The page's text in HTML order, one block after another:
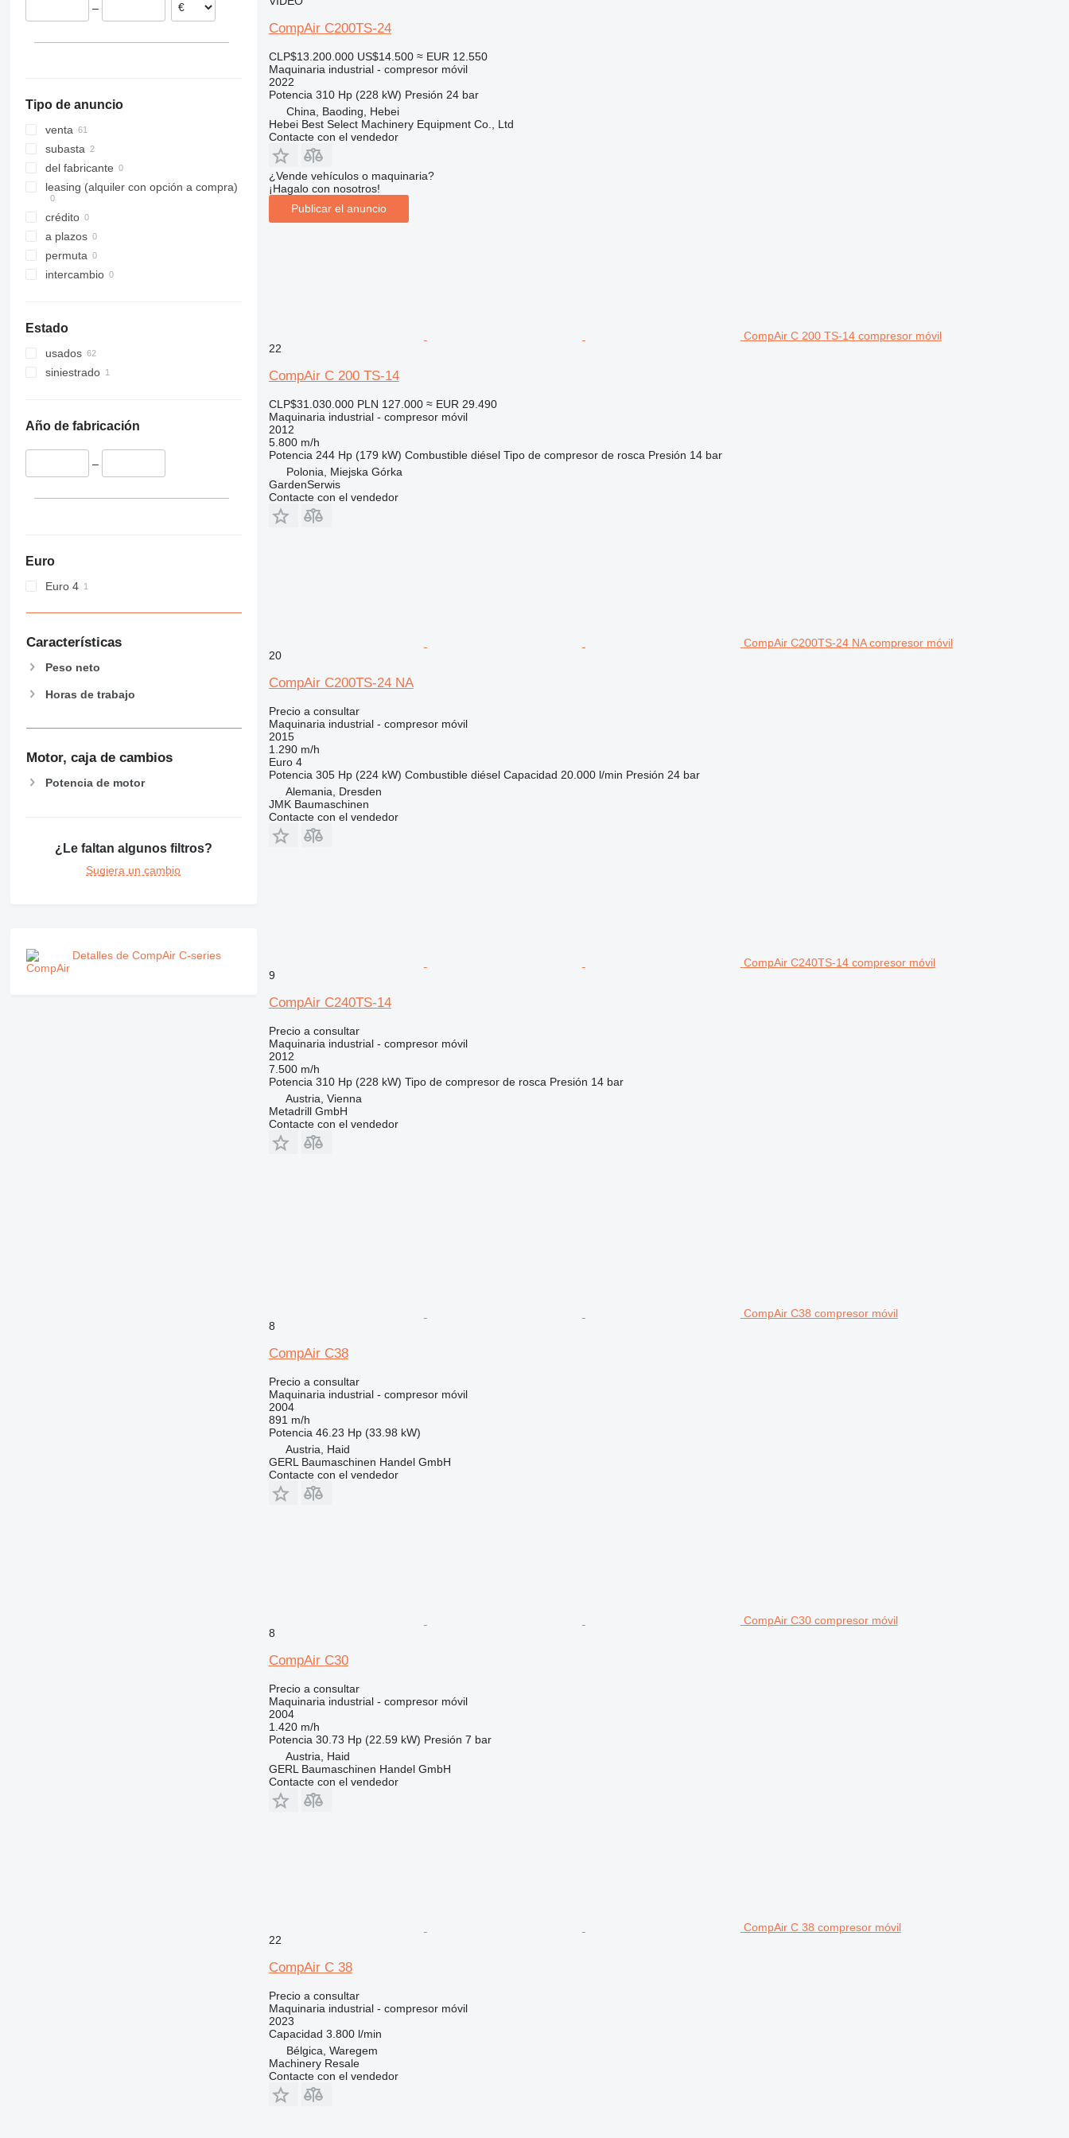
Polonia
–
Tipo de anuncio
venta
subasta
del fabricante
leasing (alquiler con opción a compra)
crédito
a plazos
permuta
intercambio
Estado
usados
siniestrado
Año de fabricación
–
Euro
Euro 4
Características
Peso neto
Horas de trabajo
Motor, caja de cambios
Potencia de motor
¿Le faltan algunos filtros?
Sugiera un cambio
Detalles de CompAir C-series
CompAir C200TS-24
CLP$13.200.000 US$14.500 ≈ EUR 12.550
Maquinaria industrial - compresor móvil
2022
Potencia 310 Hp (228 kW) Presión 24 bar
China, Baoding, Hebei
Hebei Best Select Machinery Equipment Co., Ltd
Contacte con el vendedor
¿Vende vehículos o maquinaria?
¡Hagalo con nosotros!
Publicar el anuncio
CompAir C 200 TS-14 compresor móvil
22
CompAir C 200 TS-14
CLP$31.030.000 PLN 127.000 ≈ EUR 29.490
Maquinaria industrial - compresor móvil
2012
5.800 m/h
Potencia 244 Hp (179 kW) Combustible diésel Tipo de compresor de rosca Presión 14 bar
Polonia, Miejska Górka
GardenSerwis
Contacte con el vendedor
CompAir C200TS-24 NA compresor móvil
20
CompAir C200TS-24 NA
Precio a consultar
Maquinaria industrial - compresor móvil
2015
1.290 m/h
Euro 4
Potencia 305 Hp (224 kW) Combustible diésel Capacidad 20.000 l/min Presión 24 bar
Alemania, Dresden
JMK Baumaschinen
Contacte con el vendedor
CompAir C240TS-14 compresor móvil
9
CompAir C240TS-14
Precio a consultar
Maquinaria industrial - compresor móvil
2012
7.500 m/h
Potencia 310 Hp (228 kW) Tipo de compresor de rosca Presión 14 bar
Austria, Vienna
Metadrill GmbH
Contacte con el vendedor
CompAir C38 compresor móvil
8
CompAir C38
Precio a consultar
Maquinaria industrial - compresor móvil
2004
891 m/h
Potencia 46.23 Hp (33.98 kW)
Austria, Haid
GERL Baumaschinen Handel GmbH
Contacte con el vendedor
CompAir C30 compresor móvil
8
CompAir C30
Precio a consultar
Maquinaria industrial - compresor móvil
2004
1.420 m/h
Potencia 30.73 Hp (22.59 kW) Presión 7 bar
Austria, Haid
GERL Baumaschinen Handel GmbH
Contacte con el vendedor
CompAir C 38 compresor móvil
22
CompAir C 38
Precio a consultar
Maquinaria industrial - compresor móvil
2023
Capacidad 3.800 l/min
Bélgica, Waregem
Machinery Resale
Contacte con el vendedor